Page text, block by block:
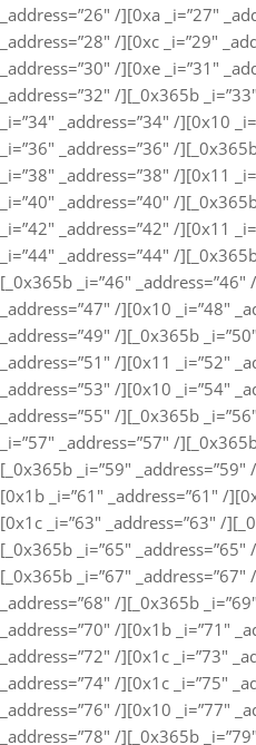
_address=”26″ /][0xa _i=”27″
_address=”28″ /][0xc _i=”29″
_address=”30″ /][0xe _i=”31″
_address=”32″ /][_0x365b
_i=”34″ _address=”34″ /][0x10
_i=”36″ _address=”36″ /
_i=”38″ _address=”38″ /][0x11
_i=”40″ _address=”40″ /
_i=”42″ _address=”42″ /][0x11
_i=”44″ _address=”44″ /
[_0x365b _i=”46″ _address=”46″
_address=”47″ /][0x10 _i=”48″
_address=”49″ /][_0x365b
_address=”51″ /][0x11 _i=”52″
_address=”53″ /][0x10 _i=”54″
_address=”55″ /][_0x365b
_i=”57″ _address=”57″ /
[_0x365b _i=”59″
[0x1b _i=”61″ _address=”61″ /
[0x1c _i=”63″ _address=”63″ /
[_0x365b _i=”65″
[_0x365b _i=”67″ _address=”67″
_address=”68″ /][_0x365b
_address=”70″ /][0x1b _i=”71″
_address=”72″ /][0x1c _i=”73″
_address=”74″ /][0x1c _i=”75″
_address=”76″ /][0x10 _i=”77″
_address=”78″ /][_0x365b